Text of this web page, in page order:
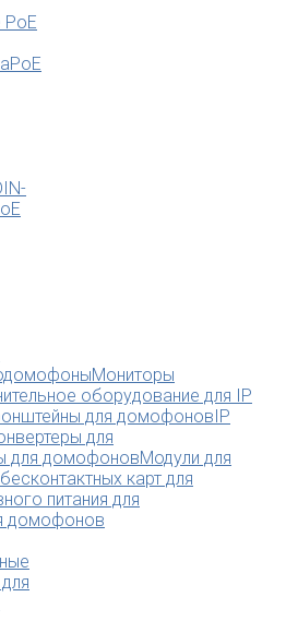
PoE
Мониторы
оборудование для IP
для домофоновIP
для
для домофоновМодули для
карт для
питания для
домофонов